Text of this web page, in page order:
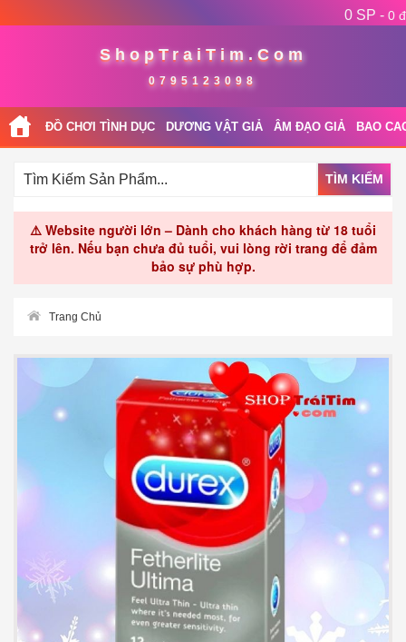
0 SP - 0 đ
ShopTraiTim.Com
0795123098
ĐỒ CHƠI TÌNH DỤC DƯƠNG VẬT GIẢ ÂM ĐẠO GIẢ BAO
TÌM KIẾM
⚠️ Website người lớn – Dành cho khách hàng từ 18 tuổi
trở lên. Nếu bạn chưa đủ tuổi, vui lòng rời trang để đảm
bảo sự phù hợp.
Trang Chủ